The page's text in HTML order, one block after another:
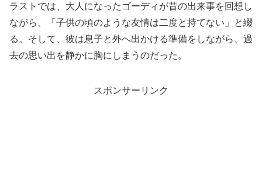
ラストでは、大人になったゴーディが昔の出来事を回想し
ながら、「子供の頃のような友情は二度と持てない」と綴
る。そして、彼は息子と外へ出かける準備をしながら、過
去の思い出を静かに胸にしまうのだった。
スポンサーリンク